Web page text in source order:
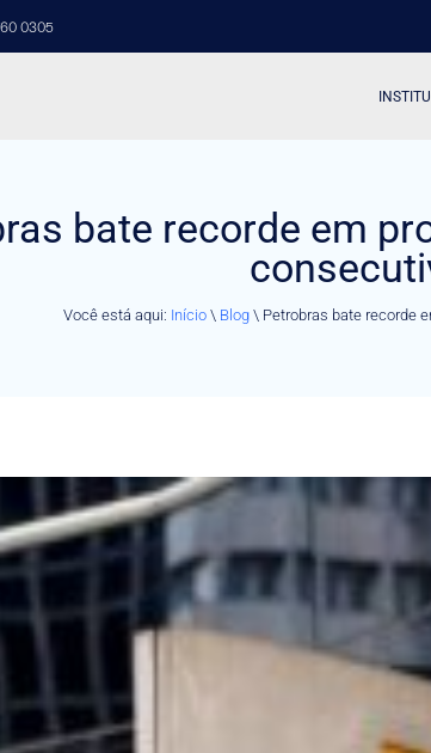
0305
bate recorde em
Você está aqui: Início\ Blog\ Petrobras bate recorde